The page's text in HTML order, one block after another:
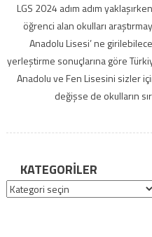
LGS 2024 adım adım
öğrenci alan okulları
Anadolu Lisesi’ ne
yerleştirme sonuçlarına göre
Anadolu ve Fen Lisesini sizler
değişse de okulların
KATEGORILER
Kategoriler